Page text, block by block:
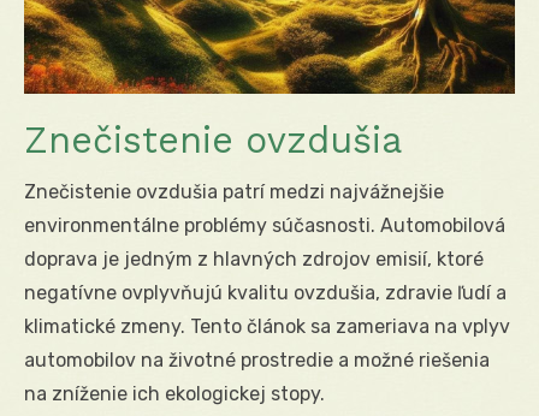
Znečistenie ovzdušia
Znečistenie ovzdušia patrí medzi najvážnejšie
environmentálne problémy súčasnosti. Automobilová
doprava je jedným z hlavných zdrojov emisií, ktoré
negatívne ovplyvňujú kvalitu ovzdušia, zdravie ľudí a
klimatické zmeny. Tento článok sa zameriava na vplyv
automobilov na životné prostredie a možné riešenia
na zníženie ich ekologickej stopy.